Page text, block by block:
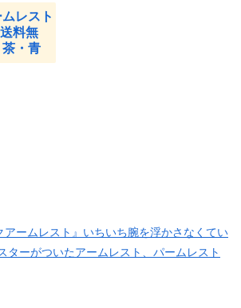
レスト
料無
・青
アームレスト』いちいち腕を浮かさなくてい
ターがついたアームレスト、パームレスト